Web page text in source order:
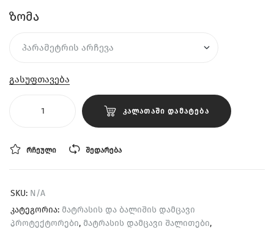
ზომა
გასუფთავება
ᲙᲐᲚᲐᲗᲐᲨᲘ ᲓᲐᲛᲐᲢᲔᲑᲐ
ᲠᲩᲔᲣᲚᲘ ᲨᲔᲓᲐᲠᲔᲑᲐ
SKU: N/A
კატეგორია: მატრასის და ბალიშის დამცავი
პროტექტორები, მატრასის დამცავი შალითები,